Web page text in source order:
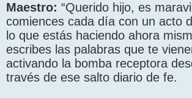
Maestro: “Querido hijo, es
comiences cada día con un acto
lo que estás haciendo ahora
escribes las palabras que te
activando la bomba receptora
través de ese salto diario de fe.